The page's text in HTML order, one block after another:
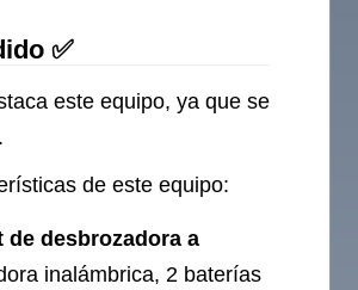
✅
este equipo, ya que se
de este equipo:
desbrozadora a
inalámbrica, 2 baterías